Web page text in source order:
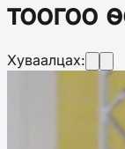
тоогоо
Хуваалцах: